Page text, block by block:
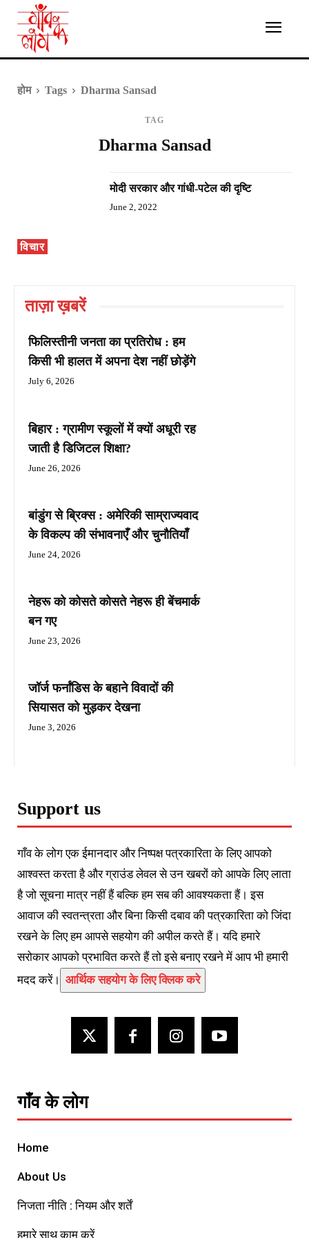
होम Tags Dharma Sansad
TAG
Dharma Sansad
विचार
मोदी सरकार और गांधी-पटेल की दृष्टि
June 2, 2022
ताज़ा ख़बरें
फिलिस्तीनी जनता का प्रतिरोध : हम
किसी भी हालत में अपना देश नहीं छोड़ेंगे
July 6, 2026
बिहार : ग्रामीण स्कूलों में क्यों अधूरी रह
जाती है डिजिटल शिक्षा?
June 26, 2026
बांडुंग से ब्रिक्स : अमेरिकी साम्राज्यवाद
के विकल्प की संभावनाएँ और चुनौतियाँ
June 24, 2026
नेहरू को कोसते कोसते नेहरू ही बेंचमार्क
बन गए
June 23, 2026
जॉर्ज फर्नांडिस के बहाने विवादों की
सियासत को मुड़कर देखना
June 3, 2026
Support us
गाँव के लोग एक ईमानदार और निष्पक्ष पत्रकारिता के लिए आपको
आश्वस्त करता है और ग्राउंड लेवल से उन खबरों को आपके लिए लाता
है जो सूचना मात्र नहीं हैं बल्कि हम सब की आवश्यकता हैं। इस
आवाज की स्वतन्त्रता और बिना किसी दबाव की पत्रकारिता को जिंदा
रखने के लिए हम आपसे सहयोग की अपील करते हैं। यदि हमारे
सरोकार आपको प्रभावित करते हैं तो इसे बनाए रखने में आप भी हमारी
मदद करें। आर्थिक सहयोग के लिए क्लिक करे
गाँव के लोग
Home
About Us
निजता नीति : नियम और शर्तें
हमारे साथ काम करें